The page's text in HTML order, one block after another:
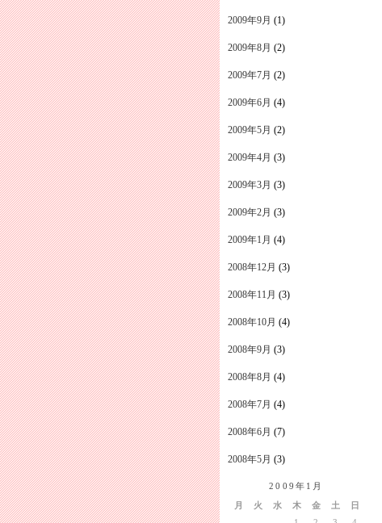
2009年9月 (1)
2009年8月 (2)
2009年7月 (2)
2009年6月 (4)
2009年5月 (2)
2009年4月 (3)
2009年3月 (3)
2009年2月 (3)
2009年1月 (4)
2008年12月 (3)
2008年11月 (3)
2008年10月 (4)
2008年9月 (3)
2008年8月 (4)
2008年7月 (4)
2008年6月 (7)
2008年5月 (3)
2009年1月
月
火 水 木 金 土
日